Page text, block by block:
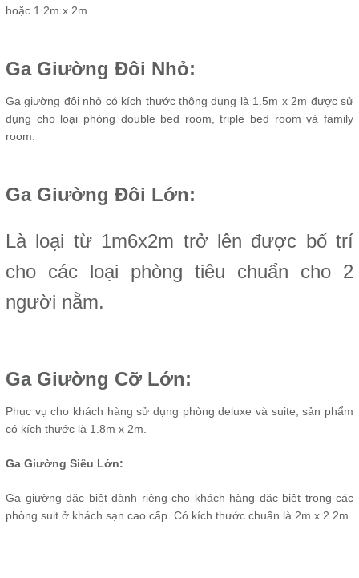
hoặc 1.2m x 2m.
Ga Giường Đôi Nhỏ:
Ga giường đôi nhỏ có kích thước thông dụng là 1.5m x 2m được sử
dụng cho loại phòng double bed room, triple bed room và family
room.
Ga Giường Đôi Lớn:
Là loại từ 1m6x2m trở lên được bố trí
cho các loại phòng tiêu chuẩn cho 2
người nằm.
Ga Giường Cỡ Lớn:
Phục vụ cho khách hàng sử dụng phòng deluxe và suite, sản phẩm
có kích thước là 1.8m x 2m.
Ga Giường Siêu Lớn:
Ga giường đặc biệt dành riêng cho khách hàng đặc biệt trong các
phòng suit ở khách sạn cao cấp. Có kích thước chuẩn là 2m x 2.2m.